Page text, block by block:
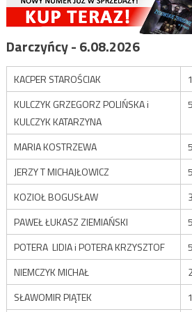
Darczyńcy - 6.08.2026
KACPER STAROŚCIAK
KULCZYK GRZEGORZ POLIŃSKA i
KULCZYK KATARZYNA
MARIA KOSTRZEWA
JERZY T MICHAJŁOWICZ
KOZIOŁ BOGUSŁAW
PAWEŁ ŁUKASZ ZIEMIAŃSKI
POTERA LIDIA i POTERA KRZYSZTOF
NIEMCZYK MICHAŁ
SŁAWOMIR PIĄTEK